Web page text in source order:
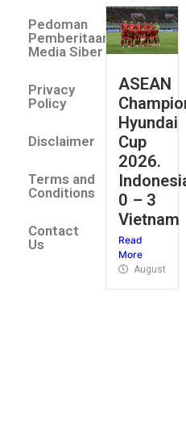
Pedoman
Pemberitaan
Media Siber
Privacy
Policy
Disclaimer
Terms and
Conditions
Contact
Us
ASEAN
Hyundai
Cup
2026.
0 – 3
Vietnam
Read
More
August 4,